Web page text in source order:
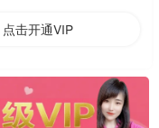
点击开通VIP